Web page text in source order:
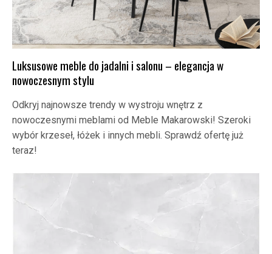
Luksusowe meble do jadalni i salonu – elegancja w
nowoczesnym stylu
Odkryj najnowsze trendy w wystroju wnętrz z
nowoczesnymi meblami od Meble Makarowski! Szeroki
wybór krzeseł, łóżek i innych mebli. Sprawdź ofertę już
teraz!